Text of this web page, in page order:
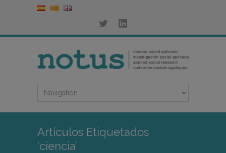
Artículos Etiquetados
‘ciencia’